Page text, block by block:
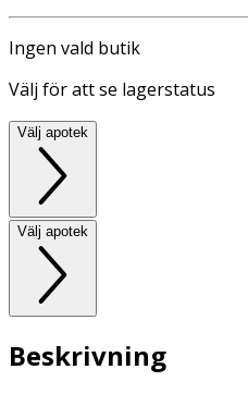
Ingen vald butik
Välj för att se lagerstatus
Välj apotek
Välj apotek
Beskrivning